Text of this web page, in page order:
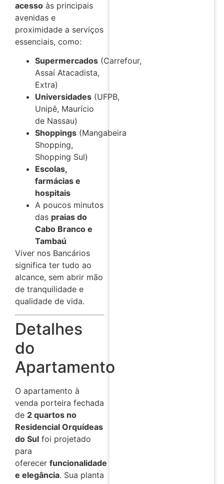
acesso às principais
avenidas e
proximidade a serviços
essenciais, como:
Supermercados (Carrefour,
Assaí Atacadista,
Extra)
Universidades (UFPB,
Unipê, Maurício
de Nassau)
Shoppings (Mangabeira
Shopping,
Shopping Sul)
Escolas,
farmácias e
hospitais
A poucos minutos
das praias do
Cabo Branco e
Tambaú
Viver nos Bancários
significa ter tudo ao
alcance, sem abrir mão
de tranquilidade e
qualidade de vida.
Detalhes
do
Apartamento
O apartamento à
venda porteira fechada
de 2 quartos no
Residencial Orquídeas
do Sul foi projetado
para
oferecer funcionalidade
e elegância. Sua planta